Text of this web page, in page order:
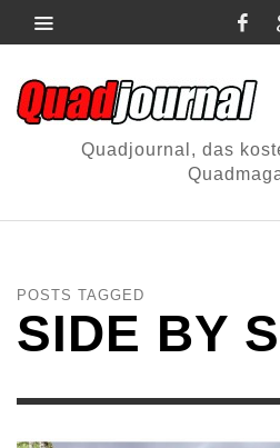
Quadjournal, das
POSTS TAGGED
SIDE BY